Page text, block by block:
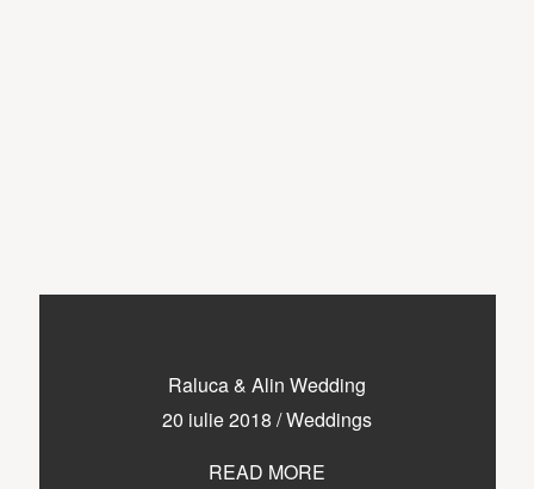
Raluca & Alin Wedding
20 iulie 2018 /Weddings
READ MORE